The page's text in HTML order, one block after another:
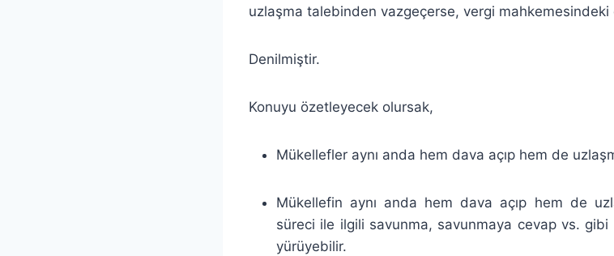
uzlaşma talebinden vazgeçerse, vergi mahkemesindeki
Denilmiştir.
Konuyu özetleyecek olursak,
Mükellefler aynı anda hem dava açıp hem de
Mükellefin aynı anda hem dava açıp hem de
süreci ile ilgili savunma, savunmaya cevap vs. gibi
yürüyebilir.